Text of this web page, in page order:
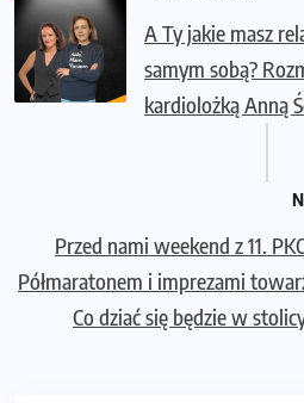
A Ty jakie masz
samym sobą?
kardiolożką Anną
Przed nami weekend z 11.
Półmaratonem i imprezami
Co dziać się będzie w